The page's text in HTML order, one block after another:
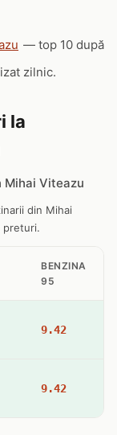
— top 10 după
zilnic.
la
Mihai Viteazu
din Mihai
preturi.
BENZINA
95
9.42
9.42